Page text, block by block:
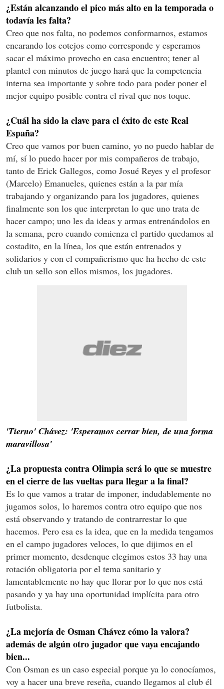
¿Están alcanzando el pico más alto en la temporada o
todavía les falta?
Creo que nos falta, no podemos conformarnos, estamos
encarando los cotejos como corresponde y esperamos
sacar el máximo provecho en casa encuentro; tener al
plantel con minutos de juego hará que la competencia
interna sea importante y sobre todo para poder poner el
mejor equipo posible contra el rival que nos toque.
¿Cuál ha sido la clave para el éxito de este Real
España?
Creo que vamos por buen camino, yo no puedo hablar de
mí, sí lo puedo hacer por mis compañeros de trabajo,
tanto de Erick Gallegos, como Josué Reyes y el profesor
(Marcelo) Emanueles, quienes están a la par mía
trabajando y organizando para los jugadores, quienes
finalmente son los que interpretan lo que uno trata de
hacer campo; uno les da ideas y armas entrenándolos en
la semana, pero cuando comienza el partido quedamos al
costadito, en la línea, los que están entrenados y
solidarios y con el compañerismo que ha hecho de este
club un sello son ellos mismos, los jugadores.
'Tierno' Chávez: 'Esperamos cerrar bien, de una forma
maravillosa'
¿La propuesta contra Olimpia será lo que se muestre
en el cierre de las vueltas para llegar a la final?
Es lo que vamos a tratar de imponer, indudablemente no
jugamos solos, lo haremos contra otro equipo que nos
está observando y tratando de contrarrestar lo que
hacemos. Pero esa es la idea, que en la medida tengamos
en el campo jugadores veloces, lo que dijimos en el
primer momento, desdenque elegimos estos 33 hay una
rotación obligatoria por el tema sanitario y
lamentablemente no hay que llorar por lo que nos está
pasando y ya hay una oportunidad implícita para otro
futbolista.
¿La mejoría de Osman Chávez cómo la valora?
además de algún otro jugador que vaya encajando
bien...
Con Osman es un caso especial porque ya lo conocíamos,
voy a hacer una breve reseña, cuando llegamos al club él